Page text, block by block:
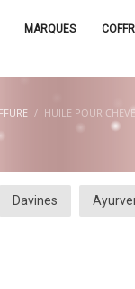
MARQUES
HUILE POUR
Davines